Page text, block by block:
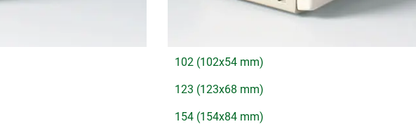
102 (102x54 mm)
123 (123x68 mm)
154 (154x84 mm)